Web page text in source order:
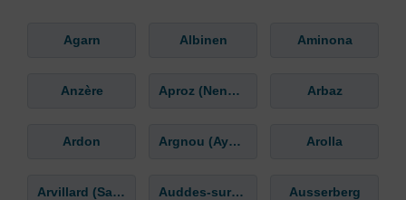
Agarn Albinen Aminona
Anzère Aproz (Nendaz) Arbaz
Ardon Argnou (Ayent) Arolla
Arvillard (Salins) Auddes-sur-Riddes Ausserberg